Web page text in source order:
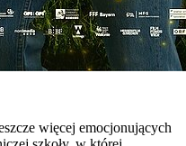
więcej emocjonujących